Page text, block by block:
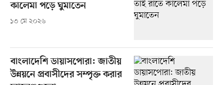
কালেমা পড়ে ঘুমাতেন
১৩ মে ২০২৬
বাংলাদেশি ডায়াসপোরা: জাতীয়
উন্নয়নে প্রবাসীদের সম্পৃক্ত করার